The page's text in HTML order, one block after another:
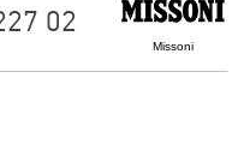
Missoni
02